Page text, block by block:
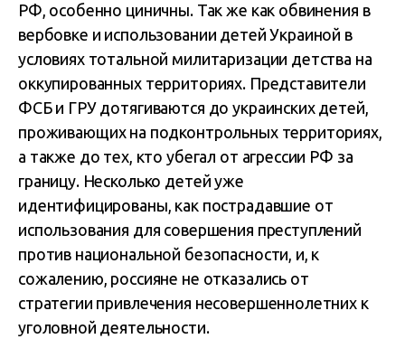
РФ, особенно циничны. Так же как обвинения в
вербовке и использовании детей Украиной в
условиях тотальной милитаризации детства на
оккупированных территориях. Представители
ФСБ и ГРУ дотягиваются до украинских детей,
проживающих на подконтрольных территориях,
а также до тех, кто убегал от агрессии РФ за
границу. Несколько детей уже
идентифицированы, как пострадавшие от
использования для совершения преступлений
против национальной безопасности, и, к
сожалению, россияне не отказались от
стратегии привлечения несовершеннолетних к
уголовной деятельности.